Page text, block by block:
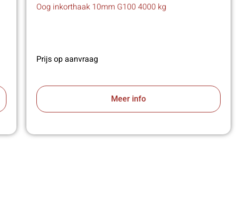
Oog inkorthaak 10mm G100 4000 kg
Prijs op aanvraag
Meer info